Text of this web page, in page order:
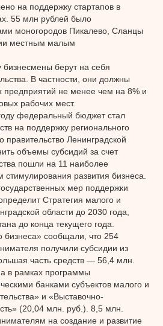
на поддержку стартапов в
55 млн рублей было
моногородов Пикалево, Сланцы
местным малым
берут на себя
В частности, они должны
предприятий не менее чем на 8% и
рабочих мест.
федеральный бюджет стал
на поддержку регионального
правительство Ленинградской
объемы субсидий за счет
пошли на 11 наиболее
развития бизнеса.
мер поддержки
Стратегия малого и
области до 2030 года,
до конца текущего года.
бизнеса» сообщали, что 254
получили субсидии из
часть средств — 56,4 млн.
в рамках программы
банками субъектов малого и
и «Выставочно-
(20,04 млн. руб.). 8,5 млн.
на создание и развитие